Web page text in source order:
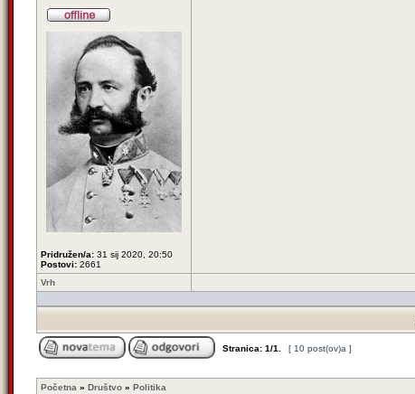
Pridružen/a: 31 sij 2020, 20:50
Postovi: 2661
Vrh
Stranica: 1/1 [ 10 post(ov)a ]
Početna » Društvo » Politika